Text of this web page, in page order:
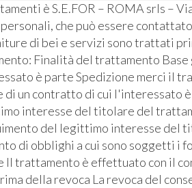
è S.E.FOR – ROMA srls –
che può essere
di bei e servizi sono trattati
Finalità del trattamento
è parte Spedizione merci il
di un contratto di cui l'interessato
interesse del titolare del
del legittimo interesse del
di obblighi a cui sono soggetti
trattamento è effettuato con il
della revoca La revoca del